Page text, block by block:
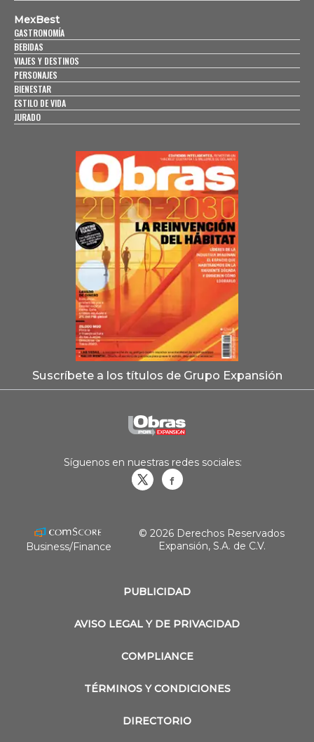
MexBest
GASTRONOMÍA
BEBIDAS
VIAJES Y DESTINOS
PERSONAJES
BIENESTAR
ESTILO DE VIDA
JURADO
Suscríbete a los títulos de Grupo Expansión
PUBLICIDAD
AVISO LEGAL Y DE PRIVACIDAD
COMPLIANCE
TÉRMINOS Y CONDICIONES
DIRECTORIO
Síguenos en nuestras redes sociales:
Business/Finance
© 2026 Derechos Reservados
Expansión, S.A. de C.V.